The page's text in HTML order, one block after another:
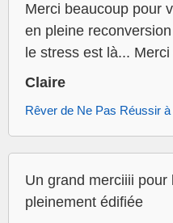
Merci beaucoup pour
en pleine
le stress est là...
Claire
Rêver de Ne Pas Réussir
Un grand merciiii
pleinement édifiée